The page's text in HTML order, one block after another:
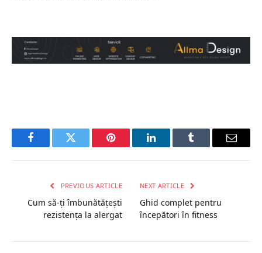
FacebookTwitter Pinterest LinkedInTumblr Email
PREVIOUS ARTICLE
Cum să-ți îmbunătățești
rezistența la alergat
NEXT ARTICLE
Ghid complet pentru
începători în fitness